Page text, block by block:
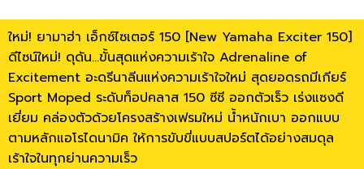
ใหม่! ยามาฮ่า เอ็กซ์ไซเตอร์ 150 [New Yamaha Exciter 150]
ดีไซน์ใหม่! ดุดัน…ขั้นสุดแห่งความเร้าใจ Adrenaline of
Excitement อะดรีนาลีนแห่งความเร้าใจใหม่ สุดยอดรถมีเกียร์
Sport Moped ระดับท็อปคลาส 150 ซีซี ออกตัวเร็ว เร่งแซงดี
เยี่ยม คล่องตัวด้วยโครงสร้างเฟรมใหม่ น้ำหนักเบา ออกแบบ
ตามหลักแอโรไดนามิค ให้การขับขี่แบบสปอร์ตได้อย่างสมดุล
เร้าใจในทุกย่านความเร็ว